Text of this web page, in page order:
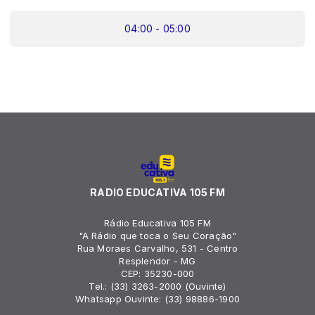
04:00 - 05:00
RADIO EDUCATIVA 105 FM
Rádio Educativa 105 FM
"A Rádio que toca o Seu Coração"
Rua Moraes Carvalho, 531 - Centro
Resplendor - MG
CEP: 35230-000
Tel.: (33) 3263-2000 (Ouvinte)
Whatsapp Ouvinte: (33) 98886-1900